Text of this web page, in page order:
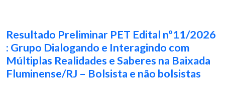
Resultado Preliminar PET Edital nº11/2026
: Grupo Dialogando e Interagindo com
Múltiplas Realidades e Saberes na Baixada
Fluminense/RJ – Bolsista e não bolsistas